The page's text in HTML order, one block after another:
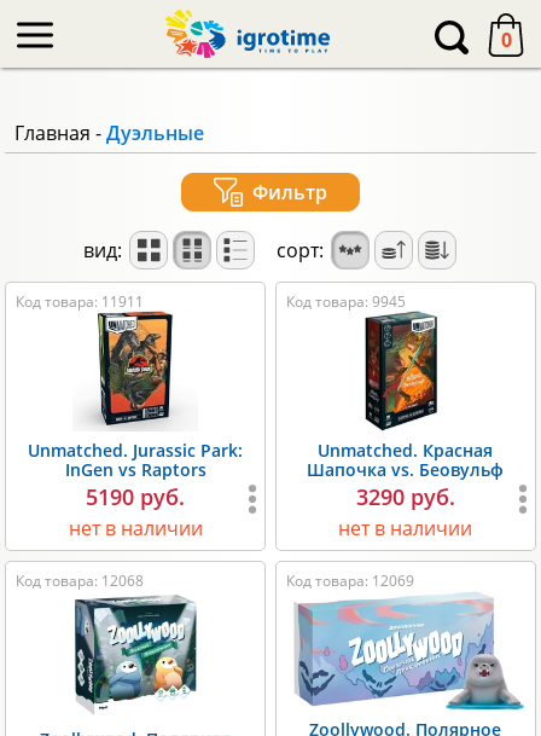
0
Главная - Дуэльные
Фильтр
вид: сорт:
Код товара: 11911
Unmatched. Jurassic Park:
InGen vs Raptors
5190 руб.
нет в наличии
Код товара: 9945
Unmatched. Красная
Шапочка vs. Беовульф
3290 руб.
нет в наличии
Код товара: 12068 Код товара: 12069
Zoollywood. Полярное